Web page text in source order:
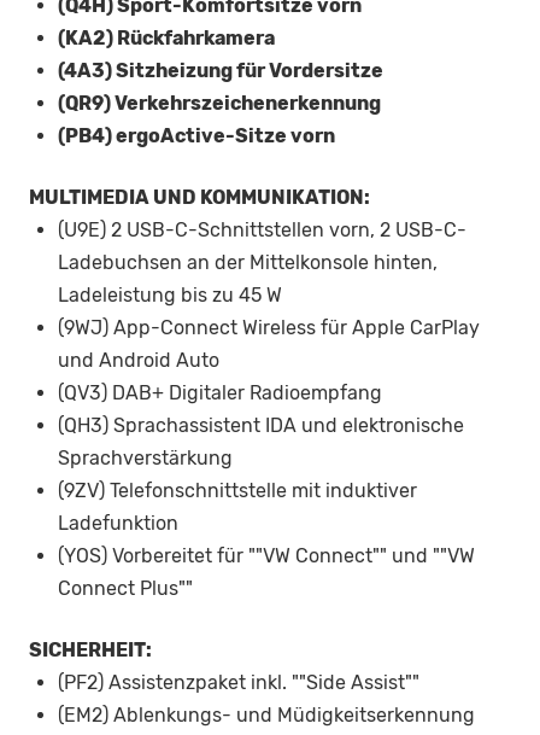
(Q4H) Sport-Komfortsitze vorn
(KA2) Rückfahrkamera
(4A3) Sitzheizung für Vordersitze
(QR9) Verkehrszeichenerkennung
(PB4) ergoActive-Sitze vorn
MULTIMEDIA UND KOMMUNIKATION:
(U9E) 2 USB-C-Schnittstellen vorn, 2 USB-C-
Ladebuchsen an der Mittelkonsole hinten,
Ladeleistung bis zu 45 W
(9WJ) App-Connect Wireless für Apple CarPlay
und Android Auto
(QV3) DAB+ Digitaler Radioempfang
(QH3) Sprachassistent IDA und elektronische
Sprachverstärkung
(9ZV) Telefonschnittstelle mit induktiver
Ladefunktion
(YOS) Vorbereitet für ""VW Connect"" und ""VW
Connect Plus""
SICHERHEIT:
(PF2) Assistenzpaket inkl. ""Side Assist""
(EM2) Ablenkungs- und Müdigkeitserkennung